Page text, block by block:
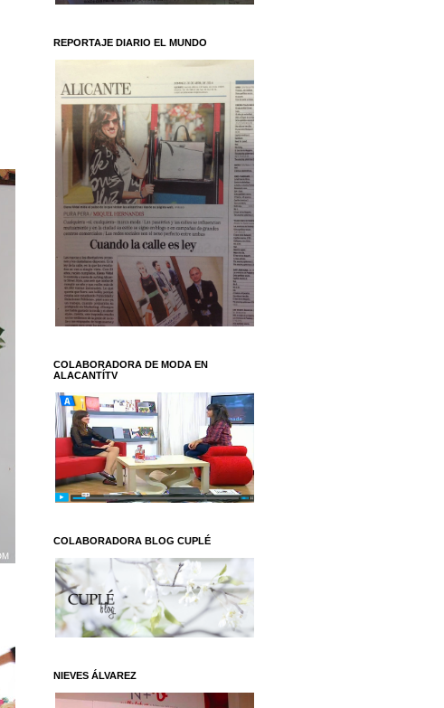
REPORTAJE DIARIO EL MUNDO
COLABORADORA DE MODA EN
ALACANTÍTV
COLABORADORA BLOG CUPLÉ
NIEVES ÁLVAREZ